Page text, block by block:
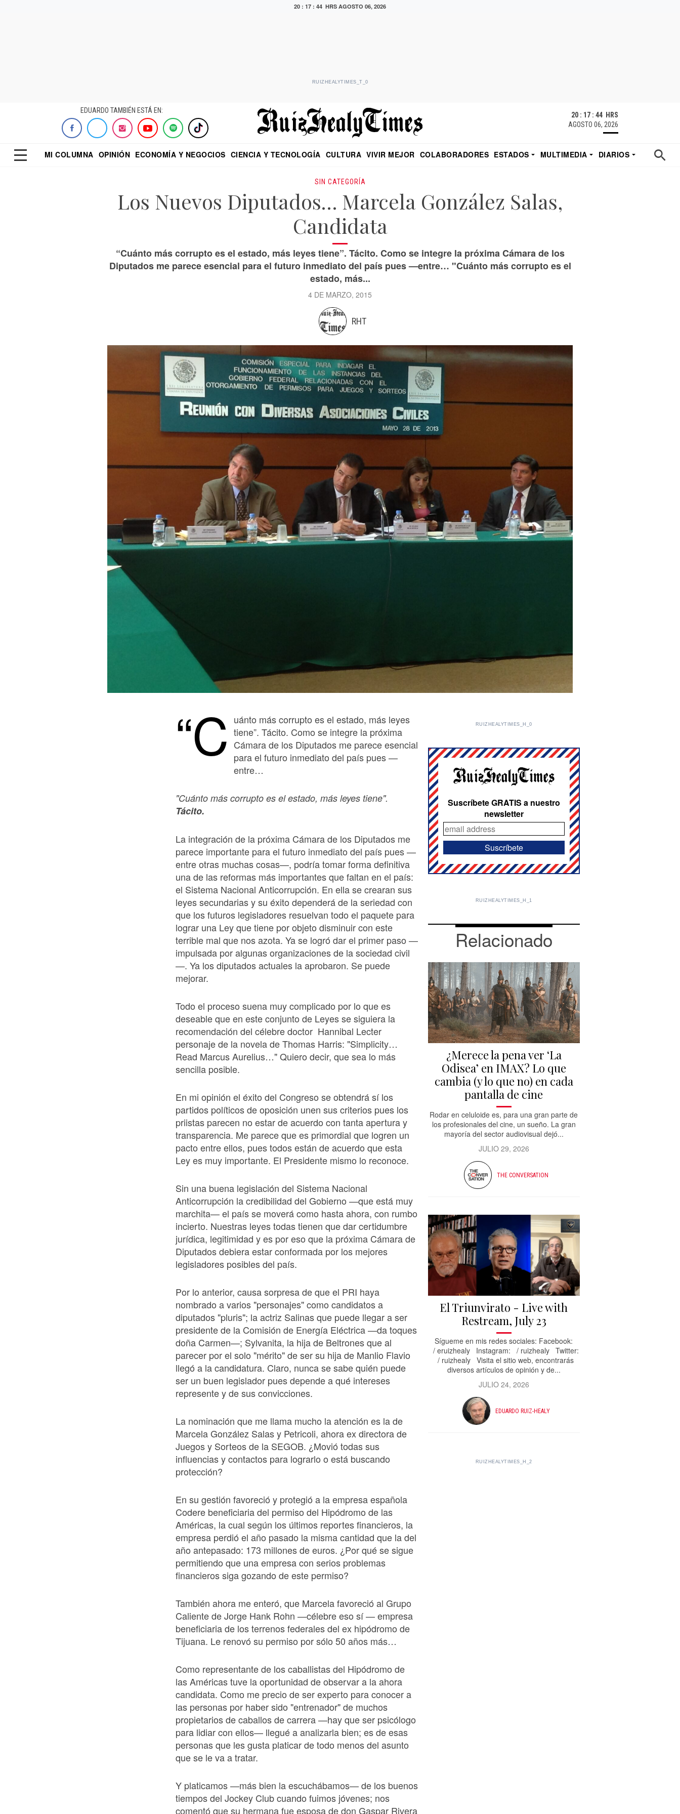
20 : 17 : 46 HRS AGOSTO 06, 2026
RUIZHEALYTIMES_T_0
EDUARDO TAMBIÉN ESTÁ EN:
20 : 17 : 46 HRS
AGOSTO 06, 2026
MI COLUMNA OPINIÓN ECONOMÍA Y NEGOCIOS CIENCIA Y TECNOLOGÍA CULTURA VIVIR MEJOR COLABORADORES ESTADOS MULTIMEDIA
DIARIOS
SIN CATEGORÍA
Los Nuevos Diputados… Marcela González Salas,
Candidata
“Cuánto más corrupto es el estado, más leyes tiene”. Tácito. Como se integre la próxima Cámara de los
Diputados me parece esencial para el futuro inmediato del país pues —entre… "Cuánto más corrupto es el
estado, más...
4 DE MARZO, 2015
RHT
“C uánto más corrupto es el estado, más leyes
tiene”. Tácito. Como se integre la próxima
Cámara de los Diputados me parece esencial
para el futuro inmediato del país pues —
entre…
"Cuánto más corrupto es el estado, más leyes tiene".
Tácito.
La integración de la próxima Cámara de los Diputados me
parece importante para el futuro inmediato del país pues —
entre otras muchas cosas—, podría tomar forma definitiva
una de las reformas más importantes que faltan en el país:
el Sistema Nacional Anticorrupción. En ella se crearan sus
leyes secundarias y su éxito dependerá de la seriedad con
que los futuros legisladores resuelvan todo el paquete para
lograr una Ley que tiene por objeto disminuir con este
terrible mal que nos azota. Ya se logró dar el primer paso —
impulsada por algunas organizaciones de la sociedad civil
—. Ya los diputados actuales la aprobaron. Se puede
mejorar.
Todo el proceso suena muy complicado por lo que es
deseable que en este conjunto de Leyes se siguiera la
recomendación del célebre doctor Hannibal Lecter
personaje de la novela de Thomas Harris: "Simplicity…
Read Marcus Aurelius…" Quiero decir, que sea lo más
sencilla posible.
En mi opinión el éxito del Congreso se obtendrá sí los
partidos políticos de oposición unen sus criterios pues los
priistas parecen no estar de acuerdo con tanta apertura y
transparencia. Me parece que es primordial que logren un
pacto entre ellos, pues todos están de acuerdo que esta
Ley es muy importante. El Presidente mismo lo reconoce.
Sin una buena legislación del Sistema Nacional
Anticorrupción la credibilidad del Gobierno —que está muy
marchita— el país se moverá como hasta ahora, con rumbo
incierto. Nuestras leyes todas tienen que dar certidumbre
jurídica, legitimidad y es por eso que la próxima Cámara de
Diputados debiera estar conformada por los mejores
legisladores posibles del país.
Por lo anterior, causa sorpresa de que el PRI haya
nombrado a varios "personajes" como candidatos a
diputados "pluris"; la actriz Salinas que puede llegar a ser
presidente de la Comisión de Energía Eléctrica —da toques
doña Carmen—; Sylvanita, la hija de Beltrones que al
parecer por el solo "mérito" de ser su hija de Manlio Flavio
llegó a la candidatura. Claro, nunca se sabe quién puede
ser un buen legislador pues depende a qué intereses
represente y de sus convicciones.
La nominación que me llama mucho la atención es la de
Marcela González Salas y Petricoli, ahora ex directora de
Juegos y Sorteos de la SEGOB. ¿Movió todas sus
influencias y contactos para lograrlo o está buscando
protección?
En su gestión favoreció y protegió a la empresa española
Codere beneficiaria del permiso del Hipódromo de las
Américas, la cual según los últimos reportes financieros, la
empresa perdió el año pasado la misma cantidad que la del
año antepasado: 173 millones de euros. ¿Por qué se sigue
permitiendo que una empresa con serios problemas
financieros siga gozando de este permiso?
También ahora me enteró, que Marcela favoreció al Grupo
Caliente de Jorge Hank Rohn —célebre eso sí — empresa
beneficiaria de los terrenos federales del ex hipódromo de
Tijuana. Le renovó su permiso por sólo 50 años más…
Como representante de los caballistas del Hipódromo de
las Américas tuve la oportunidad de observar a la ahora
candidata. Como me precio de ser experto para conocer a
las personas por haber sido "entrenador" de muchos
propietarios de caballos de carrera —hay que ser psicólogo
para lidiar con ellos— llegué a analizarla bien; es de esas
personas que les gusta platicar de todo menos del asunto
que se le va a tratar.
Y platicamos ­—más bien la escuchábamos— de los buenos
tiempos del Jockey Club cuando fuimos jóvenes; nos
comentó que su hermana fue esposa de don Gaspar Rivera
RUIZHEALYTIMES_H_0
Suscríbete GRATIS a nuestro
newsletter
RUIZHEALYTIMES_H_1
Relacionado
¿Merece la pena ver ‘La
Odisea’ en IMAX? Lo que
cambia (y lo que no) en cada
pantalla de cine
Rodar en celuloide es, para una gran parte de
los profesionales del cine, un sueño. La gran
mayoría del sector audiovisual dejó...
JULIO 29, 2026
THE CONVERSATION
El Triunvirato - Live with
Restream, July 23
Sígueme en mis redes sociales: Facebook:
/ eruizhealy Instagram: / ruizhealy Twitter:
/ ruizhealy Visita el sitio web, encontrarás
diversos artículos de opinión y de...
JULIO 24, 2026
EDUARDO RUIZ-HEALY
RUIZHEALYTIMES_H_2